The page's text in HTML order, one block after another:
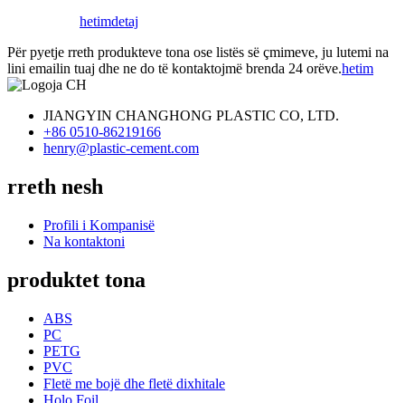
hetimdetaj
Për pyetje rreth produkteve tona ose listës së çmimeve, ju lutemi na
lini emailin tuaj dhe ne do të kontaktojmë brenda 24 orëve.hetim
JIANGYIN CHANGHONG PLASTIC CO, LTD.
+86 0510-86219166
henry@plastic-cement.com
rreth nesh
Profili i Kompanisë
Na kontaktoni
produktet tona
ABS
PC
PETG
PVC
Fletë me bojë dhe fletë dixhitale
Holo Foil